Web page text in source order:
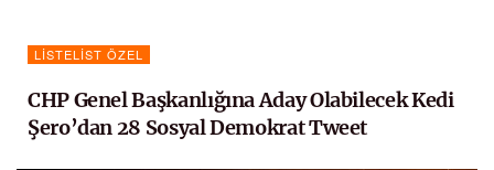
LISTELIST ÖZEL
CHP Genel Başkanlığına Aday Olabilecek Kedi
Şero’dan 28 Sosyal Demokrat Tweet